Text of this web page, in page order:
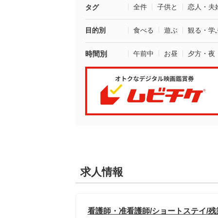
タグ 全件 子供と 恋人・夫
目的別 食べる 遊ぶ 観る・学
時間別 午前中 お昼 夕方・夜
求人情報
看護師・准看護師/ショートステイ/